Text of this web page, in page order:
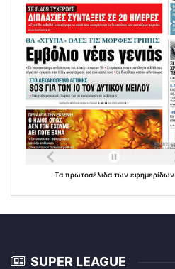
Τα πρωτοσέλιδα των εφημερίδων
SUPER LEAGUE